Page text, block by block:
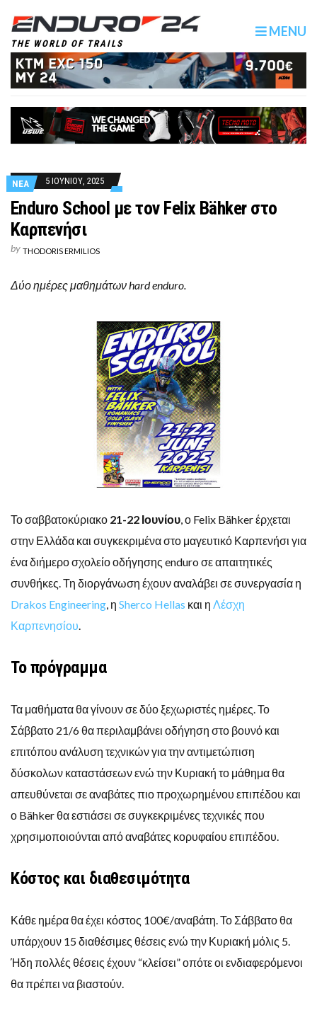
THE WORLD OF TRAILS
MENU
ΝΕΑ 5 ΙΟΥΝΙΟΥ, 2025
Enduro School με τον Felix Bähker στο
Καρπενήσι
by THODORIS ERMILIOS
Δύο ημέρες μαθημάτων hard enduro.
Το σαββατοκύριακο 21-22 Ιουνίου, ο Felix Bähker έρχεται
στην Ελλάδα και συγκεκριμένα στο μαγευτικό Καρπενήσι για
ένα διήμερο σχολείο οδήγησης enduro σε απαιτητικές
συνθήκες. Τη διοργάνωση έχουν αναλάβει σε συνεργασία η
Drakos Engineering, η Sherco Hellas και η Λέσχη
Καρπενησίου.
Το πρόγραμμα
Τα μαθήματα θα γίνουν σε δύο ξεχωριστές ημέρες. Το
Σάββατο 21/6 θα περιλαμβάνει οδήγηση στο βουνό και
επιτόπου ανάλυση τεχνικών για την αντιμετώπιση
δύσκολων καταστάσεων ενώ την Κυριακή το μάθημα θα
απευθύνεται σε αναβάτες πιο προχωρημένου επιπέδου και
ο Bähker θα εστιάσει σε συγκεκριμένες τεχνικές που
χρησιμοποιούνται από αναβάτες κορυφαίου επιπέδου.
Κόστος και διαθεσιμότητα
Κάθε ημέρα θα έχει κόστος 100€/αναβάτη. Το Σάββατο θα
υπάρχουν 15 διαθέσιμες θέσεις ενώ την Κυριακή μόλις 5.
Ήδη πολλές θέσεις έχουν “κλείσει” οπότε οι ενδιαφερόμενοι
θα πρέπει να βιαστούν.